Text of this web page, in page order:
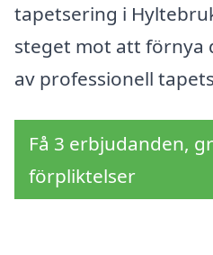
tapetsering i
steget mot att förnya
av professionell
Få 3 erbjudanden,
förpliktelser